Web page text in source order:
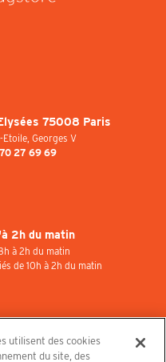
75008 Paris
Georges V
27 69 69
2h du matin
à 2h du matin
de 10h à 2h du matin
!
utilisent des cookies
du site, des